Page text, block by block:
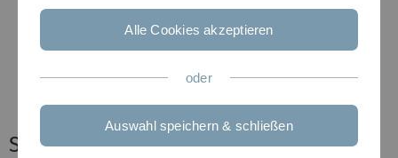
Previous
Slider
Next
Studieninteressierte
Alle Cookies akzeptieren
oder
Auswahl speichern & schließen